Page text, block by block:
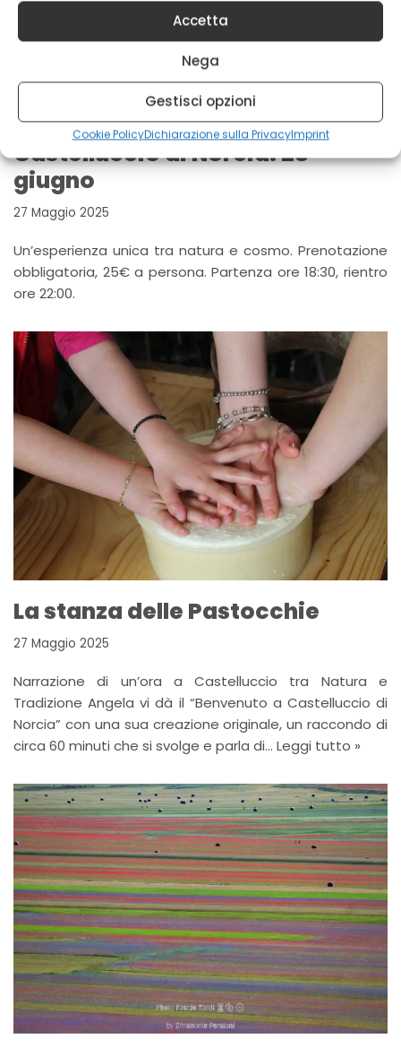
Accetta
Nega
Gestisci opzioni
Cookie PolicyDichiarazione sulla PrivacyImprint
Escursione al tramonto a
Castelluccio di Norcia: 28
giugno
27 Maggio 2025
Un’esperienza unica tra natura e cosmo. Prenotazione
obbligatoria, 25€ a persona. Partenza ore 18:30, rientro
ore 22:00.
La stanza delle Pastocchie
27 Maggio 2025
Narrazione di un’ora a Castelluccio tra Natura e
Tradizione Angela vi dà il “Benvenuto a Castelluccio di
Norcia” con una sua creazione originale, un raccondo di
circa 60 minuti che si svolge e parla di… Leggi tutto »